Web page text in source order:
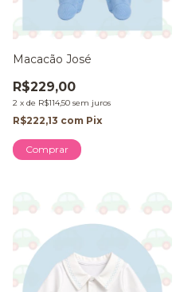
Macacão José
R$229,00
2 x de R$114,50 sem juros
R$222,13 com Pix
Comprar